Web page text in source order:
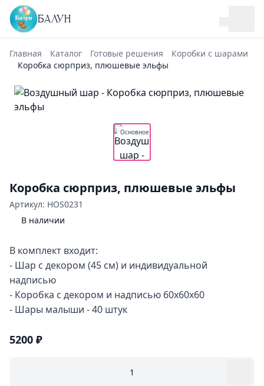
БАЛУН
Главная Каталог Готовые решения
Коробки с шарами
Коробка сюрприз, плюшевые эльфы
Основное
Коробка сюрприз, плюшевые эльфы
Артикул: HOS0231
В наличии
В комплект входит:
- Шар с декором (45 см) и индивидуальной
надписью
- Коробка с декором и надписью 60х60х60
- Шары малыши - 40 штук
5200 ₽
1